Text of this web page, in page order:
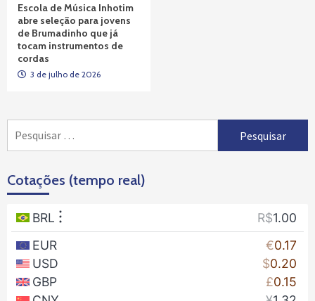
Escola de Música Inhotim
abre seleção para jovens
de Brumadinho que já
tocam instrumentos de
cordas
3 de julho de 2026
Cotações (tempo real)